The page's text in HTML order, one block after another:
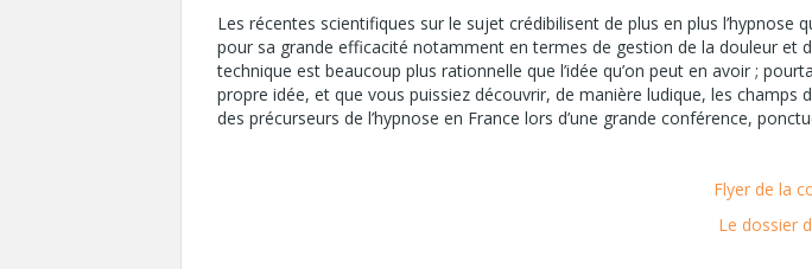
Les récentes scientifiques sur le sujet crédibilisent de plus en plus
pour sa grande efficacité notamment en termes de gestion de la douleur et
technique est beaucoup plus rationnelle que l’idée qu’on peut en avoir ;
propre idée, et que vous puissiez découvrir, de manière ludique, les champs
des précurseurs de l’hypnose en France lors d’une grande conférence,
Flyer de la
Le dossier